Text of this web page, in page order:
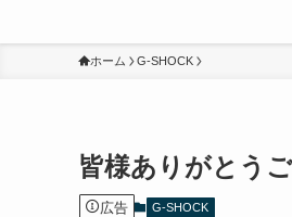
ホーム G-SHOCK
皆様ありがとう
広告 G-SHOCK